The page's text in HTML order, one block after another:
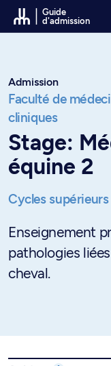
Passer au contenu
Guide
d'admission
Admission
Faculté de
cliniques
Stage:
équine 2
Cycles supérieurs
Enseignement
pathologies
cheval.